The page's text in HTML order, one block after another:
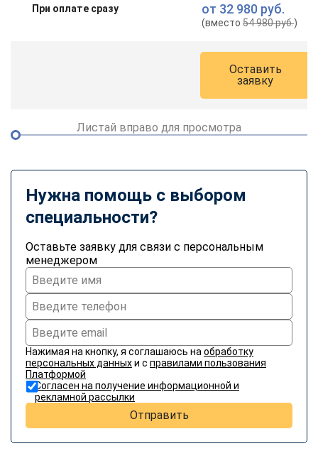
При оплате сразу от 32 980 руб.
(вместо54 980 руб.)
Оставить
заявку
Листай вправо для просмотра
Нужна помощь с выбором
специальности?
Оставьте заявку для связи с персональным
менеджером
Нажимая на кнопку, я соглашаюсь на обработку
персональных данныхи с правилами пользования
Платформой
Согласен на получение информационной и
рекламной рассылки
Отправить